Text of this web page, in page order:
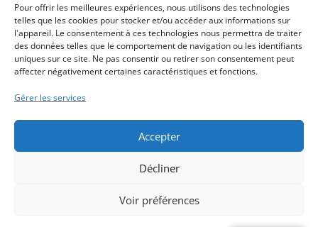
Pour offrir les meilleures expériences, nous utilisons des technologies
telles que les cookies pour stocker et/ou accéder aux informations sur
l'appareil. Le consentement à ces technologies nous permettra de traiter
des données telles que le comportement de navigation ou les identifiants
uniques sur ce site. Ne pas consentir ou retirer son consentement peut
affecter négativement certaines caractéristiques et fonctions.
Gérer les services
Accepter
Décliner
Voir préférences
20212 Focicchia